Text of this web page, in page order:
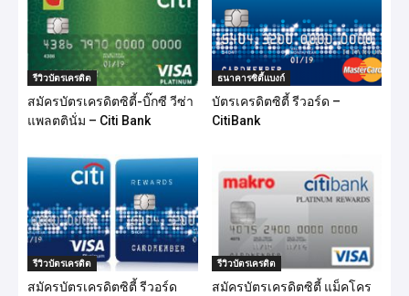
รีวิวบัตรเครดิต
สมัครบัตรเครดิตซิตี้-บิ๊กซี วีซ่า
แพลตตินั่ม – Citi Bank
ธนาคารซิตี้แบงก์
บัตรเครดิตซิตี้ รีวอร์ด –
CitiBank
รีวิวบัตรเครดิต
สมัครบัตรเครดิตซิตี้ รีวอร์ด
รีวิวบัตรเครดิต
สมัครบัตรเครดิตซิตี้ แม็คโคร